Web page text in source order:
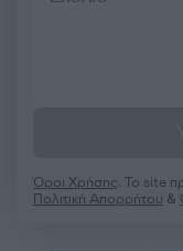
Όροι Χρήσης. Το site
Πολιτική Απορρήτου &